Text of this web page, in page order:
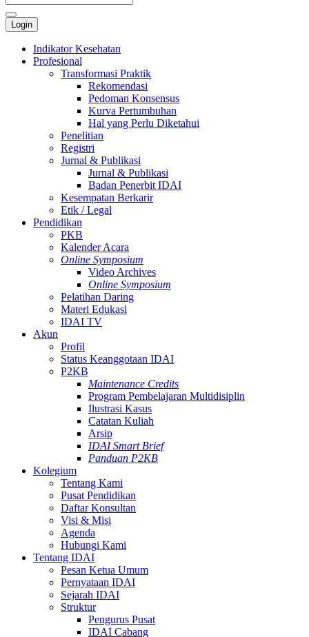
Login
Indikator Kesehatan
Profesional
Transformasi Praktik
Rekomendasi
Pedoman Konsensus
Kurva Pertumbuhan
Hal yang Perlu Diketahui
Penelitian
Registri
Jurnal & Publikasi
Jurnal & Publikasi
Badan Penerbit IDAI
Kesempatan Berkarir
Etik / Legal
Pendidikan
PKB
Kalender Acara
Online Symposium
Video Archives
Online Symposium
Pelatihan Daring
Materi Edukasi
IDAI TV
Akun
Profil
Status Keanggotaan IDAI
P2KB
Maintenance Credits
Program Pembelajaran Multidisiplin
Ilustrasi Kasus
Catatan Kuliah
Arsip
IDAI Smart Brief
Panduan P2KB
Kolegium
Tentang Kami
Pusat Pendidikan
Daftar Konsultan
Visi & Misi
Agenda
Hubungi Kami
Tentang IDAI
Pesan Ketua Umum
Pernyataan IDAI
Sejarah IDAI
Struktur
Pengurus Pusat
IDAI Cabang